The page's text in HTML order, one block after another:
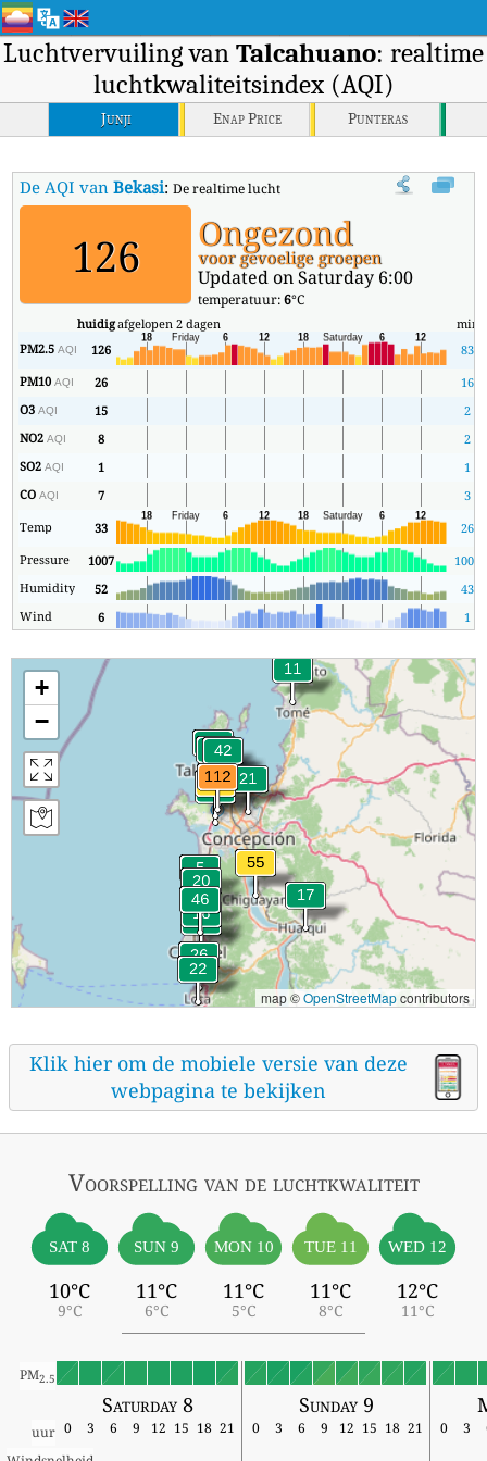
Luchtvervuiling van Talcahuano: realtime
luchtkwaliteitsindex (AQI)
Junji Enap Price Punteras
De AQI vanBekasi:De realtime luchtkwaliteitsindex (AQI) van Bekasi.
126 Ongezond
voor gevoelige groepen
Updated on Saturday 6:00
temperatuur:6°C
huidigafgelopen 2 dagen min
PM2.5AQI 126
83
PM10AQI 26
16
O3AQI 15
2
NO2AQI 8
2
SO2AQI 1
1
COAQI 7
3
Temp
33
26
Pressure
1007 1007
Humidity
52
43
Wind
6 1
+
−
map ©OpenStreetMapcontributors
Klik hier om de mobiele versie van deze
webpagina te bekijken
Voorspelling van de luchtkwaliteit
SAT 8
10°C
9°C
SUN 9
11°C
6°C
MON 10
11°C
5°C
TUE 11
11°C
8°C
WED 12
12°C
11°C
PM2.5
Saturday 8 Sunday 9
uur 0 3 6 9 12 15 18 21 0 3 6 9 12 15 18 21 0 3